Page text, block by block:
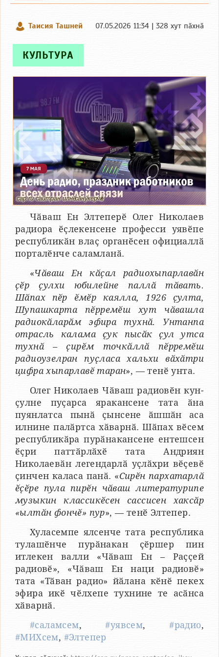
Таисия Ташней 07.05.2026 11:34 | 328 хут пӑхнӑ
КУЛЬТУРА
cap.ru сайтран илнӗ сӑнӳкерчӗк
Чӑваш Ен Элтеперӗ Олег Николаев
радиора ӗҫлекенсене професси уявӗпе
республикӑн влаҫ органӗсен официаллӑ
порталӗнче саламланӑ.
«Чӑваш Ен кӑҫал радиохыпарлавӑн
ҫӗр ҫулхи юбилейне паллӑ тӑвать.
Шӑпах пӗр ӗмӗр каялла, 1926 ҫулта,
Шупашкарта пӗрремӗш хут чӑвашла
радиокӑларӑм эфира тухнӑ. Унтанпа
отрасль калама ҫук пысӑк ҫул утса
тухнӑ – ҫирӗм точкӑллӑ пӗрремӗш
радиоузелран пуҫласа хальхи вӑхӑтри
цифра хыпарлавӗ таран», — тенӗ унта.
Олег Николаев Чӑваш радиовӗн кун-
ҫулне пуҫарса яракансене тата ӑна
пуянлатса пынӑ ҫынсене ӑшшӑн аса
илнине палӑртса хӑварнӑ. Шӑпах вӗсем
республикӑра пурӑнакансене ентешсен
ӗҫри паттӑрлӑхӗ тата Андриян
Николаевӑн легендарлӑ уҫлӑхри вӗҫевӗ
ҫинчен каласа панӑ. «Сирӗн пархатарлӑ
ӗҫӗре пула пирӗн чӑваш литературипе
музыкин классикӗсен сассисен хаксӑр
«ылтӑн фончӗ» пур», — тенӗ Элтепер.
Хуласемпе ялсенче тата республика
тулашӗнче пурӑнакан ҫӗршер пин
итлекен валли «Чӑваш Ен – Раҫҫей
радиовӗ», «Чӑваш Ен наци радиовӗ»
тата «Тӑван радио» йӑлана кӗнӗ пекех
эфира икӗ чӗлхепе тухнине те асӑнса
хӑварнӑ.
#саламсем,#уявсем,#радио,
#МИХсем, #Элтепер